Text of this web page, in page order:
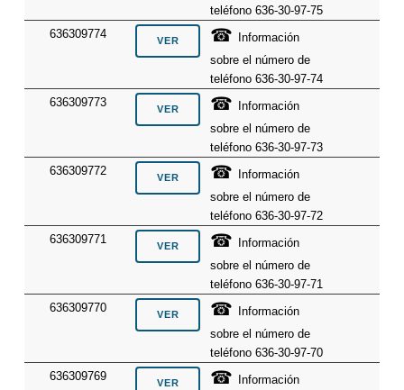
teléfono 636-30-97-75
636309774
☎
Información
sobre el número de
teléfono 636-30-97-74
636309773
☎
Información
sobre el número de
teléfono 636-30-97-73
636309772
☎
Información
sobre el número de
teléfono 636-30-97-72
636309771
☎
Información
sobre el número de
teléfono 636-30-97-71
636309770
☎
Información
sobre el número de
teléfono 636-30-97-70
636309769
☎
Información